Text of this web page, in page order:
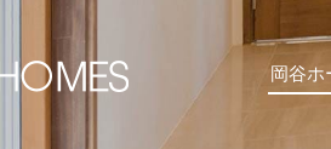
岡谷ホ